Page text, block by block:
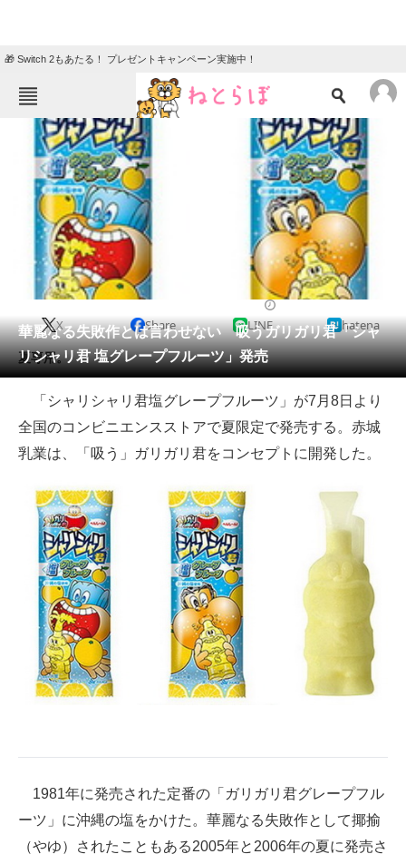
🎁 Switch 2もあたる！ プレゼントキャンペーン実施中！
ねとらぼメニュー
エンタメ
グルメ
住まい 教育・育児
会員記事
メディア
注目記事を集めた総合ページ
ITの今と未来を見通す
進化するPCとデバイスの未来
好きが集まる 比べて選べる
ビジネスと働き方のヒント
AI活用のいまが分かる
企業ITのトレンドを詳説
マーケ×ITの今がよく分かる
ITエンジニア向け専門サイト
華麗なる失敗作とは言わせない 吸うガリガリ君「シャ
リシャリ君 塩グレープフルーツ」発売
X Share LINE hatena
夏専用。
「シャリシャリ君塩グレープフルーツ」が7月8日より
全国のコンビニエンスストアで夏限定で発売する。赤城
乳業は、「吸う」ガリガリ君をコンセプトに開発した。
1981年に発売された定番の「ガリガリ君グレープフル
ーツ」に沖縄の塩をかけた。華麗なる失敗作として揶揄
（やゆ）されたこともある2005年と2006年の夏に発売さ